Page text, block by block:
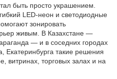
быть просто украшением.
LED-неон и светодиодные
зонировать
живым. В Казахстане —
— и в соседних городах
Екатеринбурга такие решения
витринах, торговых залах и на